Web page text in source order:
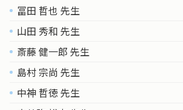
冨田 哲也 先生
山田 秀和 先生
斎藤 健一郎 先生
島村 宗尚 先生
中神 哲徳 先生